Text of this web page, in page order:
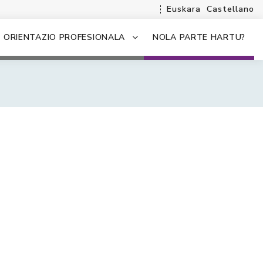
Euskara Castellano
ORIENTAZIO PROFESIONALA NOLA PARTE HARTU?